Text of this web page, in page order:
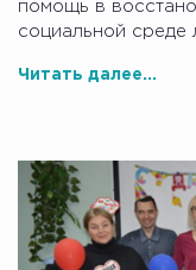
помощь в
социальной среде
Читать далее...